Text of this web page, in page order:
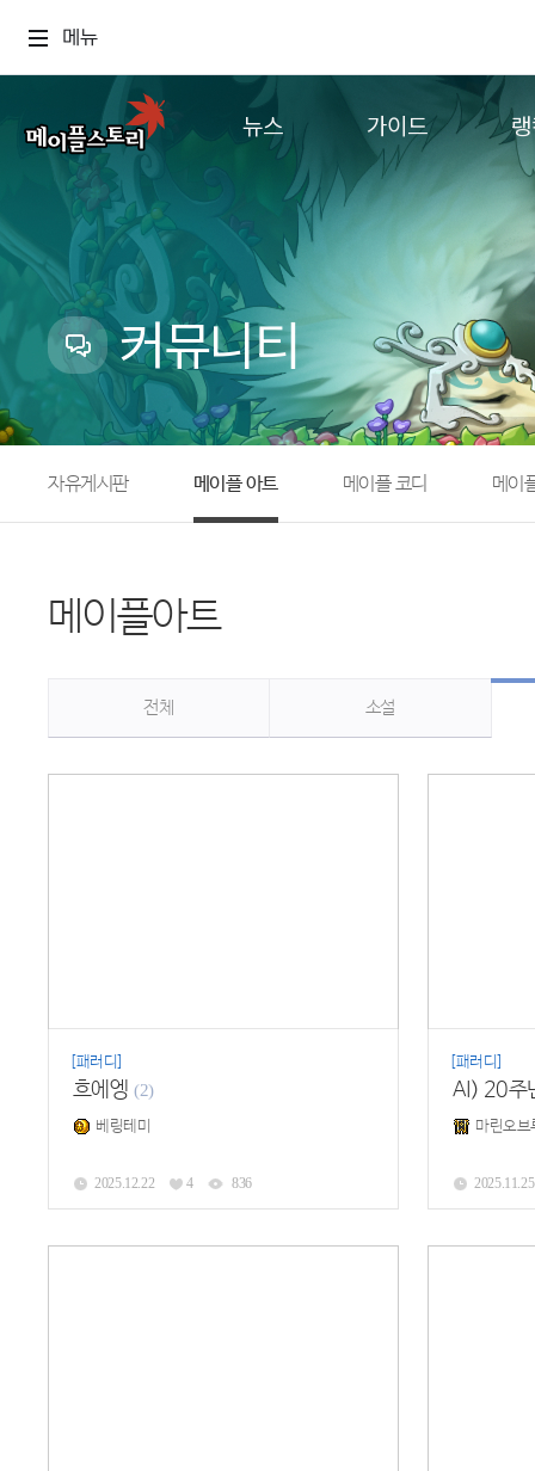
메뉴
뉴스
업데이트
이벤트
캐시샵 공지
메이플 알림판
with maple
가이드
추가정보
컨텐
커뮤니티
자유게시판 메이플 아트 메이플 코디 메이
메이플아트
전체 소설
[패러디]
흐에엥 (2)
베링테미
2025.12.22 4 836
[패러디]
AI) 20주
마린오브
2025.11.25